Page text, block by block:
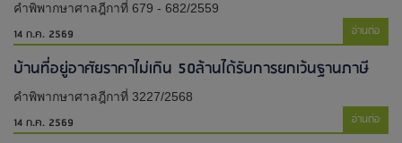
คำพิพากษาศาลฎีกาที่ 679 - 682/2559
14 ก.ค. 2569 อ่านต่อ
บ้านที่อยู่อาศัยราคาไม่เกิน 50ล้านได้รับการยกเว้นฐานภาษี
คำพิพากษาศาลฎีกาที่ 3227/2568
14 ก.ค. 2569 อ่านต่อ